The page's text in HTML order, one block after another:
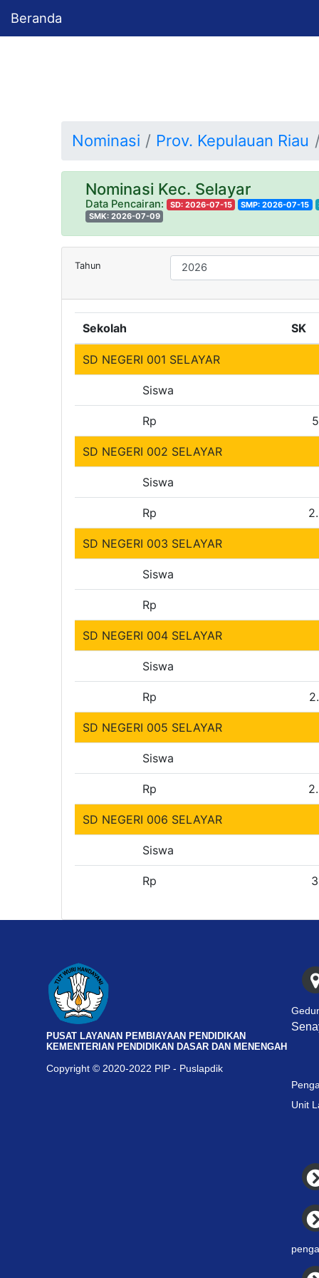
Beranda
Nominasi Prov. Kepulauan Riau
Nominasi Kec. Selayar
Data Pencairan: SD: 2026-07-15 SMP: 2026-07-15
SMK: 2026-07-09
Tahun
Sekolah SK
SD NEGERI 001 SELAYAR
Siswa
Rp
SD NEGERI 002 SELAYAR
Siswa
Rp
SD NEGERI 003 SELAYAR
Siswa
Rp
SD NEGERI 004 SELAYAR
Siswa
Rp
SD NEGERI 005 SELAYAR
Siswa
Rp
SD NEGERI 006 SELAYAR
Siswa
Rp
PUSAT LAYANAN PEMBIAYAAN PENDIDIKAN
KEMENTERIAN PENDIDIKAN DASAR DAN MENENGAH
Copyright © 2020-2022 PIP - Puslapdik
Unit